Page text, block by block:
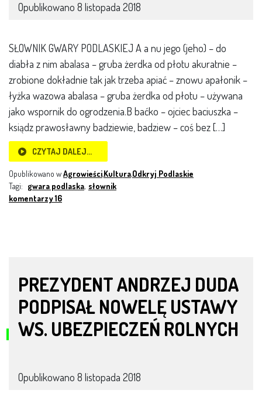
Opublikowano 8 listopada 2018
SŁOWNIK GWARY PODLASKIEJ A a nu jego (jeho) – do
diabła z nim abalasa – gruba żerdka od płotu akuratnie –
zrobione dokładnie tak jak trzeba apiać – znowu apałonik –
łyżka wazowa abalasa – gruba żerdka od płotu – używana
jako wspornik do ogrodzenia.B baćko – ojciec baciuszka –
ksiądz prawosławny badziewie, badziew – coś bez […]
CZYTAJ DALEJ…
Opublikowano wAgrowieści,Kultura,Odkryj Podlaskie
Tagi: gwara podlaska, słownik
komentarzy 16
PREZYDENT ANDRZEJ DUDA
PODPISAŁ NOWELĘ USTAWY
WS. UBEZPIECZEŃ ROLNYCH
Opublikowano 8 listopada 2018